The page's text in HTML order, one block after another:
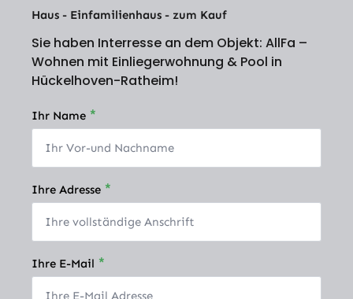
Haus - Einfamilienhaus - zum Kauf
Sie haben Interresse an dem Objekt: AllFa –
Wohnen mit Einliegerwohnung & Pool in
Hückelhoven-Ratheim!
Ihr Name *
Ihre Adresse *
Ihre E-Mail *